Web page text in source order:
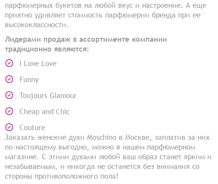
парфюмерных букетов на любой вкус и настроение. А еще
приятно удивляет стоимость парфюмерии бренда при ее
высококлассности.
Лидерами продаж в ассортименте компании
традиционно являются:
I Love Love
Funny
Toujours Glamour
Cheap and Chic
Couture
Заказать женские духи Moschino в Москве, заплатив за них
по-настоящему выгодно, можно в нашем парфюмерном
магазине. С этими духами любой ваш образ станет ярким и
незабываемым, и никогда не останется без внимания со
стороны противоположного пола!